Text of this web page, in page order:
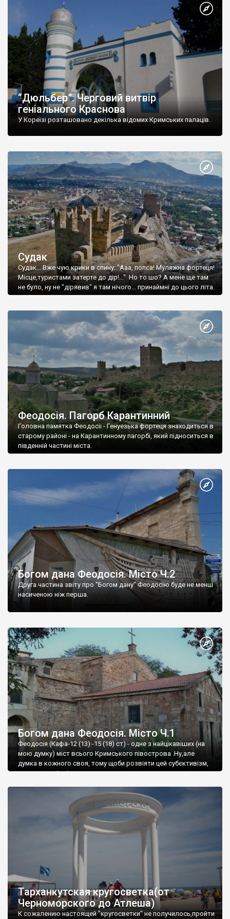
“Дюльбер”. Черговий витвір
геніального Краснова
У Кореїзі розташовано декілька відомих Кримських палаців.
Судак
Судак... Вже чую крики в спину: "Ааа, попса! Муляжна фортеця!
Місце,туристами затерте до дір!..." Но то шо? А мене ще там
не було, ну не "дірявив" я там нічого... принаймні до цього літа.
Феодосія. Пагорб Карантинний
Головна памятка Феодосії - Генуезька фортеця знаходиться в
старому районі - на Карантинному пагорбі, який підноситься в
південній частині міста.
Богом дана Феодосія. Місто Ч.2
Друга частина звіту про "Богом дану" Феодосію буде не менш
насиченою ніж перша.
Богом дана Феодосія. Місто Ч.1
Феодосія (Кафа-12 (13) -15 (18) ст) - одне з найцікавіших (на
мою думку) міст всього Кримського півострова .Ну,але
думка в кожного своя, тому щоби розвіяти цей субєктивізм,
запрошую відвідати це
Тарханкутская кругосветка(от
Черноморского до Атлеша)
К сожалению настоящей "кругосветки" не получилось,пройти